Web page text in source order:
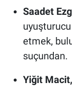
Saadet
etmek,
suçundan.
Yiğit